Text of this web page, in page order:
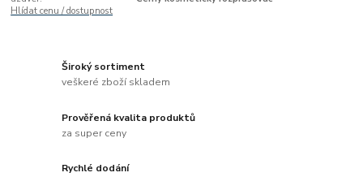
Hlídat cenu / dostupnost
Široký sortiment
veškeré zboží skladem
Prověřená kvalita produktů
za super ceny
Rychlé dodání